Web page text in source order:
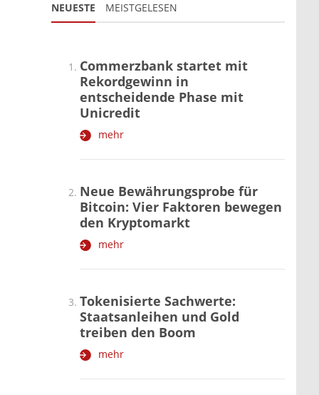
NEUESTE MEISTGELESEN
Commerzbank startet mit
Rekordgewinn in
entscheidende Phase mit
Unicredit
mehr
Neue Bewährungsprobe für
Bitcoin: Vier Faktoren bewegen
den Kryptomarkt
mehr
Tokenisierte Sachwerte:
Staatsanleihen und Gold
treiben den Boom
mehr